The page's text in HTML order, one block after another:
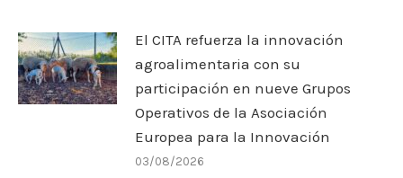
El CITA refuerza la innovación
agroalimentaria con su
participación en nueve Grupos
Operativos de la Asociación
Europea para la Innovación
03/08/2026